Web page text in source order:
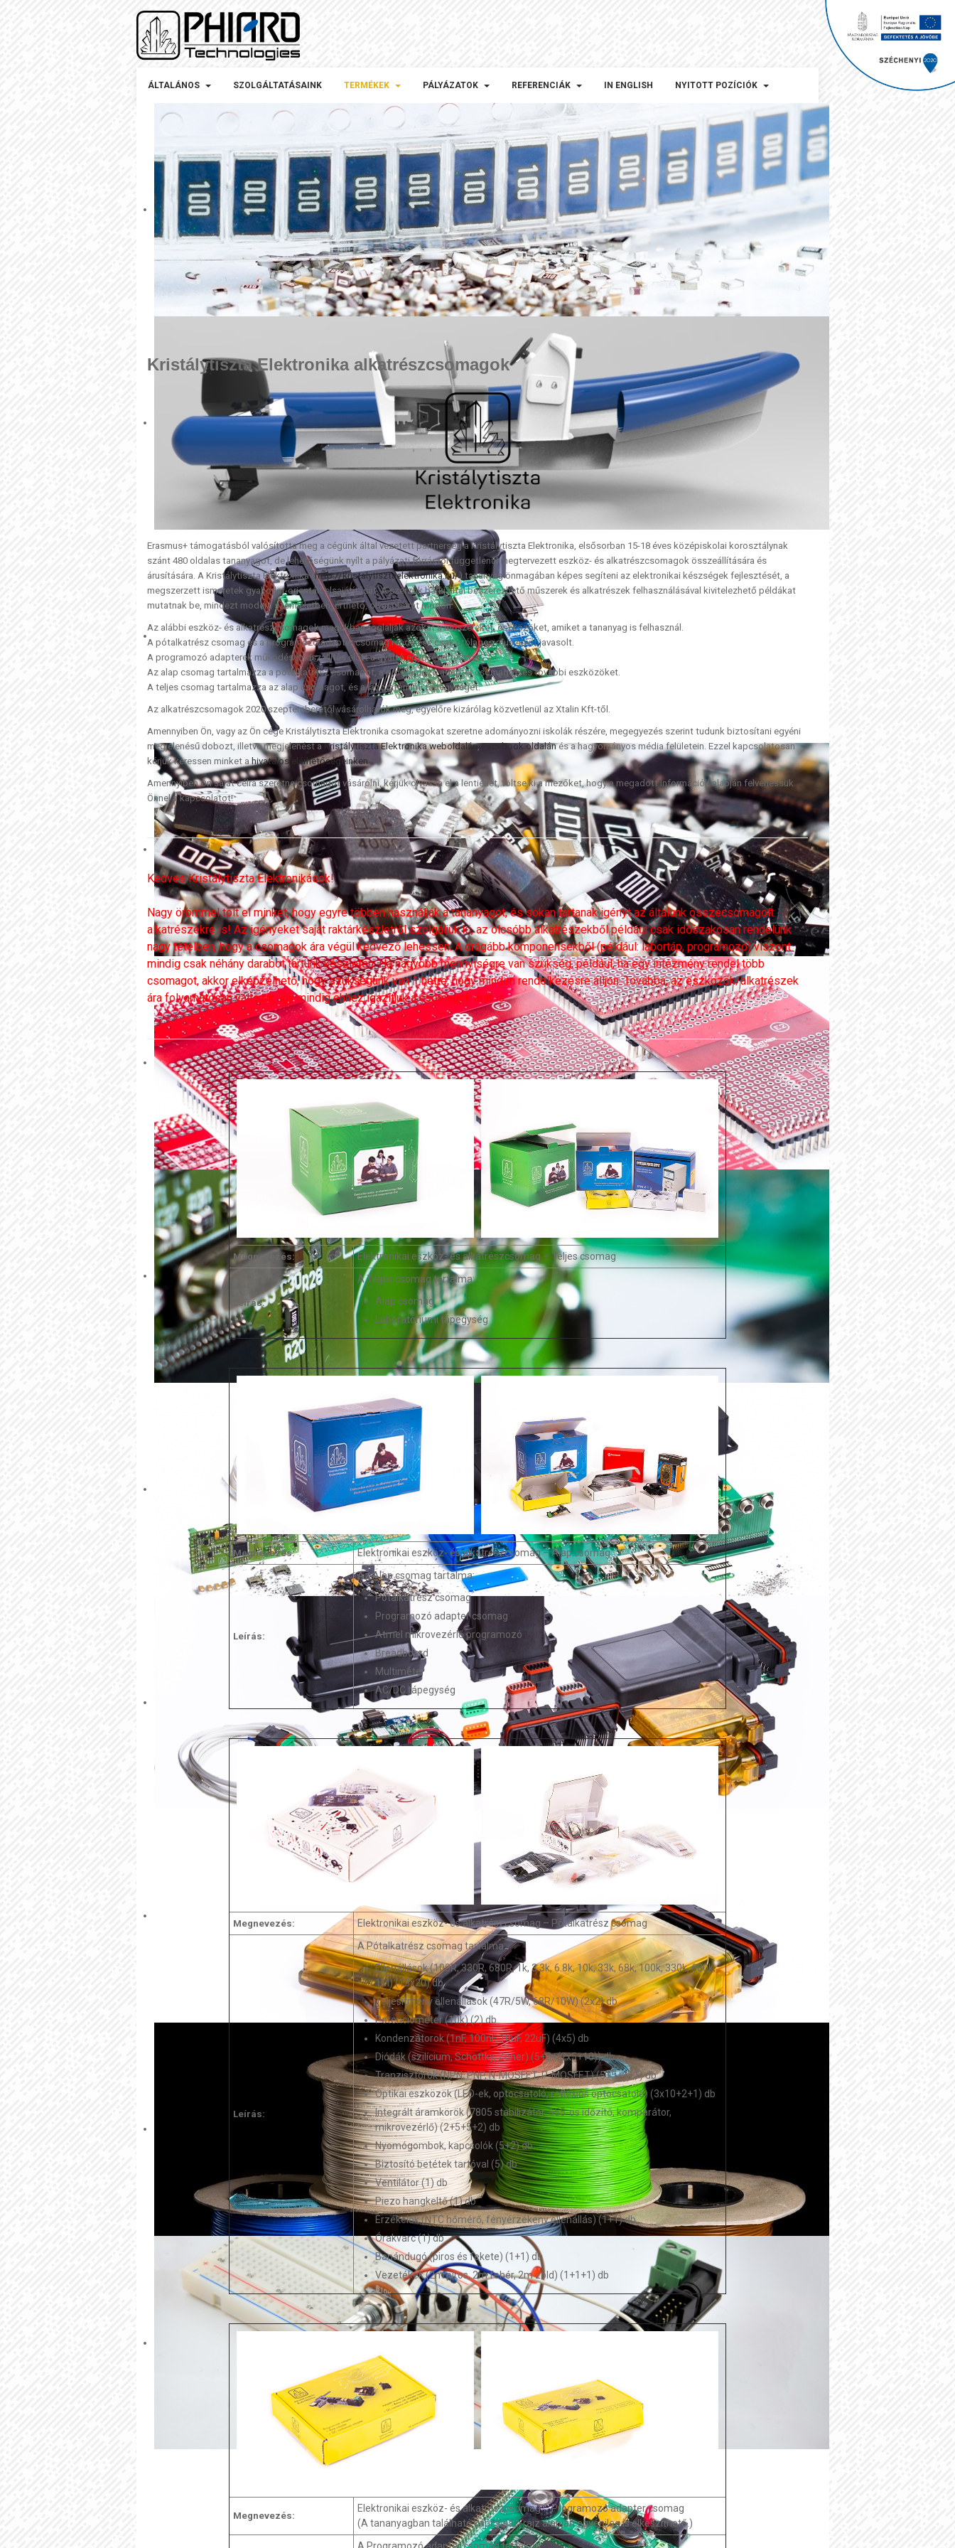
ÁLTALÁNOS SZOLGÁLTATÁSAINK TERMÉKEK PÁLYÁZATOK REFERENCIÁK IN ENGLISH NYITOTT POZÍCIÓK
Kristálytiszta Elektronika alkatrészcsomagok
Erasmus+ támogatásból valósította meg a cégünk által vezetett partnerség a Kristálytiszta Elektronika, elsősorban 15-18 éves középiskolai korosztálynak
szánt 480 oldalas tananyagot, de lehetőségünk nyílt a pályázati forrástól függetlenül megtervezett eszköz- és alkatrészcsomagok összeállítására és
árusítására. A Kristálytiszta Elektronika (http://kristalytisztaelektronika.hu/) tananyag önmagában képes segíteni az elektronikai készségek fejlesztését, a
megszerzett ismeretek gyakorlat-orientált elsajátítását. A szerzők bárki által beszerezhető műszerek és alkatrészek felhasználásával kivitelezhető példákat
mutatnak be, mindezt modern szemléletben, érthető, olvasóbarát módon.
Az alábbi eszköz- és alkatrészcsomagok magukban foglalják azokat a műszereket, eszközöket, amiket a tananyag is felhasznál.
A pótalkatrész csomag és a programozó adapter csomag rendelése csak utólagos pluszként javasolt.
A programozó adapterek működését kiszállítás előtt a gyártó egyesével teszteli.
Az alap csomag tartalmazza a pótalkatrész csomagot, a programozó adapter csomagot, és további eszközöket.
A teljes csomag tartalmazza az alap csomagot, és a laboratóriumi tápegységet.
Az alkatrészcsomagok 2020 szeptemberétől vásárolhatók meg, egyelőre kizárólag közvetlenül az Xtalin Kft-től.
Amennyiben Ön, vagy az Ön cége Kristálytiszta Elektronika csomagokat szeretne adományozni iskolák részére, megegyezés szerint tudunk biztosítani egyéni
megjelenésű dobozt, illetve megjelenést aKristálytiszta Elektronika weboldalán,Facebook oldalánés a hagyományos média felületein. Ezzel kapcsolatosan
kérjük keressen minket a hivatalos elérhetőségeinken
Amennyiben Ön saját célra szeretne csomagot vásárolni, kérjük olvassa el a lentieket, töltse ki a mezőket, hogy a megadott információk alapján felvehessük
Önnel a kapcsolatot!
Kedves Kristálytiszta Elektronikások!
Nagy örömmel tölt el minket, hogy egyre többen használják a tananyagot, és sokan tartanak igényt az általunk összecsomagolt
alkatrészekre is! Az igényeket saját raktárkészletről szolgáljuk ki, az olcsóbb alkatrészekből például csak időszakosan rendelünk
nagy tételben, hogy a csomagok ára végül kedvező lehessen. A drágább komponensekből (például: labortáp, programozó) viszont
mindig csak néhány darabot tartunk készleten. Ha nagyobb mennyiségre van szükség, például, ha egy intézmény rendel több
csomagot, akkor elképzelhető, hogy szükségünk van 1 hétre, hogy minden rendelkezésre álljon. Továbbá, az eszközök/alkatrészek
ára folyamatosan változik, így mindig ehhez igazítjuk a csomagok árát is.
Megnevezés: Elektronikai eszköz- és alkatrészcsomag – Teljes csomag
Leírás:
A Teljes csomag tartalma:
Alap csomag
Laboratóriumi tápegység
Megnevezés: Elektronikai eszköz- és alkatrészcsomag – Alap csomag
Leírás:
Az Alap csomag tartalma:
Pótalkatrész csomag
Programozó adapter csomag
Atmel mikrovezérlő programozó
Breadboard
Multiméter
AC/DC tápegység
Megnevezés: Elektronikai eszköz- és alkatrészcsomag – Pótalkatrész csomag
Leírás:
A Pótalkatrész csomag tartalma:
Ellenállások (100R, 330R, 680R, 1k, 3.3k, 6.8k, 10k, 33k, 68k, 100k, 330k, 680k,
1M) (13x20) db
Teljesítmény ellenállások (47R/5W, 68R/10W) (2x2) db
Potenciométer (10k) (2) db
Kondenzátorok (1nF, 100nF, 10uF, 22uF) (4x5) db
Diódák (szilícium, Schottky, Zener) (5+2+(2x5+10)) db
Tranzisztorok (NPN, PNP, N-MOSFET, P-MOSFET) (5+5+1+1) db
Optikai eszközök (LED-ek, optocsatoló, reflexiós optocsatoló) (3x10+2+1) db
Integrált áramkörök (7805 stabilizátor, 555-ös időzítő, komparátor,
mikrovezérlő) (2+5+5+2) db
Nyomógombok, kapcsolók (5+2) db
Biztosító betétek tartóval (5) db
Ventilátor (1) db
Piezo hangkeltő (1) db
Érzékelők (NTC hőmérő, fényérzékeny ellenállás) (1+1) db
Órakvarc (1) db
Banándugó (piros és fekete) (1+1) db
Vezetékek (2m piros, 2m fehér, 2m zöld) (1+1+1) db
Megnevezés:
Elektronikai eszköz- és alkatrészcsomag – Programozó adapter csomag
(A tananyagban található kapcsolási rajz alapján egyénileg is elkészíthető.)